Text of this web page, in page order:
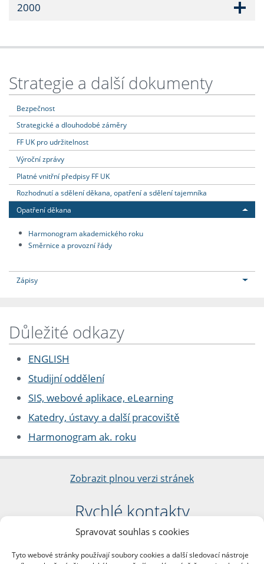
Spravovat souhlas s cookies
Tyto webové stránky používají soubory cookies a další sledovací nástroje
2000
Strategie a další dokumenty
Bezpečnost
Strategické a dlouhodobé záměry
FF UK pro udržitelnost
Výroční zprávy
Platné vnitřní předpisy FF UK
Rozhodnutí a sdělení děkana, opatření a sdělení tajemníka
Opatření děkana
Harmonogram akademického roku
Směrnice a provozní řády
Zápisy
Důležité odkazy
ENGLISH
Studijní oddělení
SIS, webové aplikace, eLearning
Katedry, ústavy a další pracoviště
Harmonogram ak. roku
Zobrazit plnou verzi stránek
Rychlé kontakty
Filozofická fakulta
nám. Jana Palacha 1/2